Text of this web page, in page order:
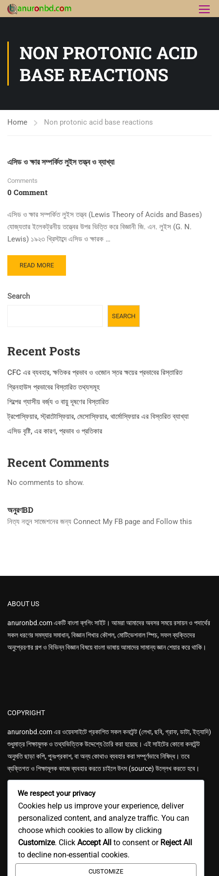
NON PROTONIC ACID
BASE REACTIONS
Home Non protonic acid base reactions
এসিড ও ক্ষার সম্পর্কিত লুইস তত্ত্ব ও ব্যাখ্যা
Comments
0 Comment
এসিড ও ক্ষার সম্পর্কিত লুইস তত্ত্ব (Lewis Theory of Acids and Bases)
যোজ্যতার ইলেকট্রনীয় তত্ত্বের উপর ভিত্তি করে বিজ্ঞানী জি. এন. লুইস (G. N.
Lewis) ১৯২৩ খ্রিস্টাব্দে এসিড ও ক্ষারক …
READ
MORE
এসিড
ও
READ MORE
Search
SEARCH
Recent Posts
CFC এর ব্যবহার, ক্ষতিকর প্রভাব ও ওজোন স্তর ক্ষয়ের প্রভাবের রিস্তারিত
গ্রিনহাউস প্রভাবের বিস্তারিত তথ্যসমূহ
শিল্পের গ্যাসীয় বর্জ্য ও বায়ু দূষণের বিস্তারিত
ট্রপোস্ফিয়ার, স্ট্রাটোস্ফিয়ার, মেসোস্ফিয়ার, থার্মোস্ফিয়ার এর বিস্তরিত ব্যাখ্যা
এসিড বৃষ্টি, এর কারণ, প্রভাব ও প্রতিকার
Recent Comments
No comments to show.
অনুরণBD
নিত্য নতুন সাজেশনের জন্য Connect My FB page and Follow this
ABOUT US
anuronbd.comএকটি বাংলা ব্লগিং সাইট। আমরা আমাদের অবসর সময়ে রসায়ন ও পদার্থের
সকল ধরণের সমস্যার সমাধান, বিজ্ঞান শিখার কৌশল, মোটিভেশনাল স্পিচ, সফল ব্যক্তিদের
অনুপ্রেরণার গল্প ও বিভিন্ন বিজ্ঞান বিষয়ে বাংলা ভাষায় আমাদের সামান্য জ্ঞান শেয়ার করে থাকি।
COPYRIGHT
anuronbd.com এরওয়েবসাইটে প্রকাশিত সকল কনটেন্ট (লেখা, ছবি, গ্রাফ, ডাটা, ইত্যাদি)
শুধুমাত্র শিক্ষামূলক ও তথ্যভিত্তিক উদ্দেশ্যে তৈরি করা হয়েছে। এই সাইটের কোনো কনটেন্ট
অনুমতি ছাড়া কপি, পুনঃপ্রকাশ, বা অন্য কোথাও ব্যবহার করা সম্পূর্ণভাবে নিষিদ্ধ। তবে
ব্যক্তিগত ও শিক্ষামূলক কাজে ব্যবহার করতে চাইলে উৎস (source) উল্লেখ করতে হবে।
GET IN TOUCH
Email: anuronbd4u@gmail.com
We respect your privacy
Cookies help us improve your experience, deliver
personalized content, and analyze traffic. You can
choose which cookies to allow by clicking
Customize. Click Accept All to consent or Reject All
to decline non-essential cookies.
CUSTOMIZE